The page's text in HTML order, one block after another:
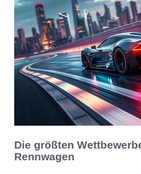
Die größten
Rennwagen